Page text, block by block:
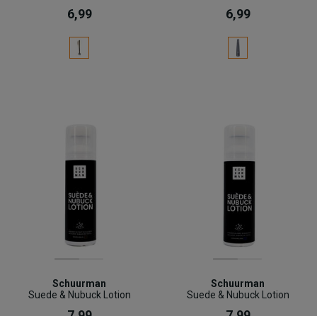
6,99 6,99
Schuurman
Suede & Nubuck Lotion
Schuurman
Suede & Nubuck Lotion